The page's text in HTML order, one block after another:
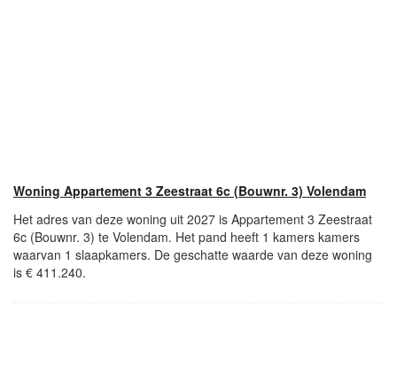
Woning Appartement 3 Zeestraat 6c (Bouwnr. 3) Volendam
Het adres van deze woning uit 2027 is Appartement 3 Zeestraat
6c (Bouwnr. 3) te Volendam. Het pand heeft 1 kamers kamers
waarvan 1 slaapkamers. De geschatte waarde van deze woning
is € 411.240.